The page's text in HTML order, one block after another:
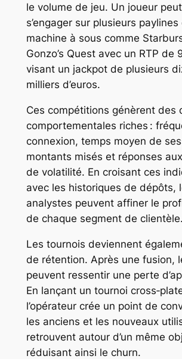
le volume de jeu. Un joueur
s’engager sur plusieurs paylines
machine à sous comme
Gonzo’s Questavec un RTP de
visant un jackpot de plusieurs
milliers d’euros.
Ces compétitions génèrent des
comportementales riches :
connexion, temps moyen de
montants misés et réponses
de volatilité. En croisant ces
avec les historiques de dépôts,
analystes peuvent affiner le
de chaque segment de clientèle.
Les tournois deviennent
de rétention. Après une fusion,
peuvent ressentir une perte
En lançant un tournoi
l’opérateur crée un point de
les anciens et les nouveaux
retrouvent autour d’un même
réduisant ainsi le churn.